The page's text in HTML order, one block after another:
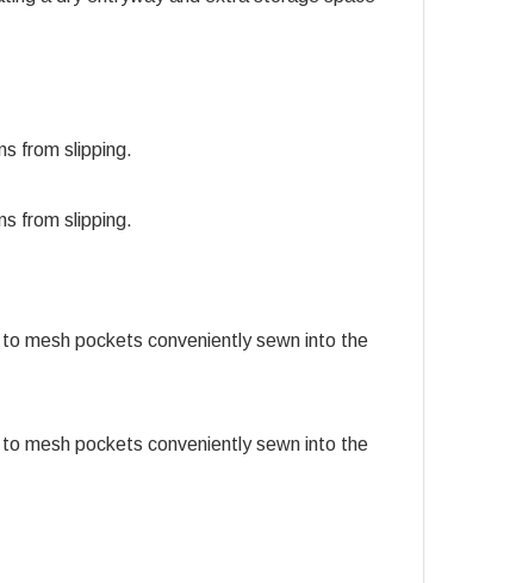
from slipping.
from slipping.
mesh pockets conveniently sewn into the
mesh pockets conveniently sewn into the